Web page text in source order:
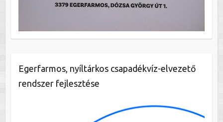
Egerfarmos, nyíltárkos csapadékvíz-elvezető
rendszer fejlesztése